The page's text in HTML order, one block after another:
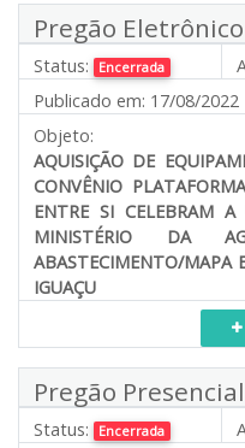
Pregão
Status: Encerrada
Publicado em: 17/08/2022
Objeto:
AQUISIÇÃO DE
CONVÊNIO
ENTRE SI CELEBRAM
MINISTÉRIO DA
ABASTECIMENTO/MAPA
IGUAÇU
Pregão
Status: Encerrada